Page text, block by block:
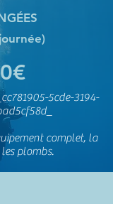
5cde-3194-
complet, la
plombs.